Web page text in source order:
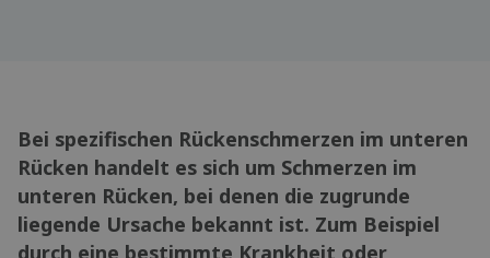
Bei spezifischen Rückenschmerzen im unteren
Rücken handelt es sich um Schmerzen im
unteren Rücken, bei denen die zugrunde
liegende Ursache bekannt ist. Zum Beispiel
durch eine bestimmte Krankheit oder